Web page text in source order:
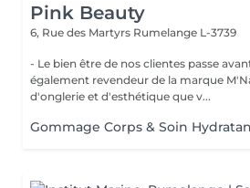
Pink Beauty
6, Rue des Martyrs Rumelange L-3739
- Le bien être de nos clientes passe avant tout ! -
également revendeur de la marque
d'onglerie et d'esthétique que v...
Gommage Corps & Soin